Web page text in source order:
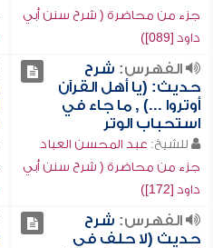
جزء من محاضرة ( شرح سنن أبي
داود [089])
الفهرس: شرح
حديث: (يا أهل القرآن
أوتروا ...) , ما جاء في
استحباب الوتر
للشيخ: عبد المحسن العباد
جزء من محاضرة ( شرح سنن أبي
داود [172])
الفهرس: شرح
حديث (لا حلف في